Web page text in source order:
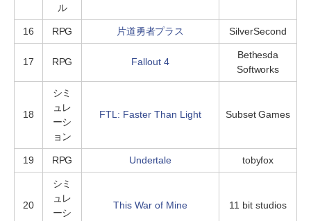
ル
16 RPG 片道勇者プラス SilverSecond
17 RPG Fallout 4
Bethesda
Softworks
18
シミ
ュレ
ーシ
ョン
FTL: Faster Than Light Subset Games
19 RPG Undertale tobyfox
20
シミ
ュレ
ーシ
This War of Mine 11 bit studios